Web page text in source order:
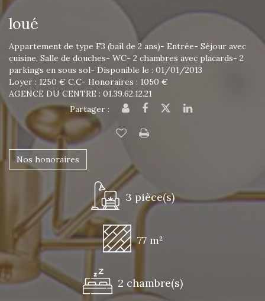
loué
Appartement de type F3 (bail de 2 ans)- Entrée- Séjour avec
cuisine, Salle de douches- WC- 2 chambres avec placards- 2
parkings en sous sol- Disponible le : 01/01/2013
Loyer : 1250 € C.C- Honoraires : 1050 €
AGENCE DU CENTRE : 01.39.62.12.21
Partager :
Nos honoraires
3 pièce(s)
77 m²
2 chambre(s)